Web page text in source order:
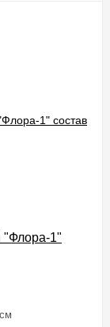
"Флора-1"